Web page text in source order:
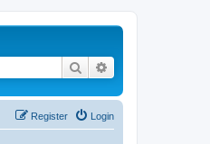
Search
Login
Register